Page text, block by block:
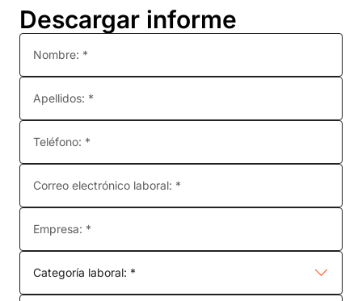
Descargar informe
Nombre: *
Apellidos: *
Teléfono: *
Correo electrónico laboral: *
Empresa: *
Categoría laboral: *